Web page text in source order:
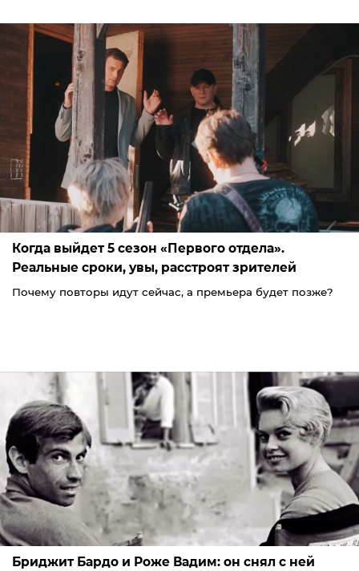
Когда выйдет 5 сезон «Первого отдела».
Реальные сроки, увы, расстроят зрителей
Почему повторы идут сейчас, а премьера будет позже?
Бриджит Бардо и Роже Вадим: он снял с ней